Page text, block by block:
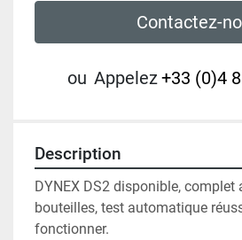
Contactez-
ou Appelez+33 (0)4
Description
DYNEX DS2 disponible, complet
bouteilles, test automatique
fonctionner.